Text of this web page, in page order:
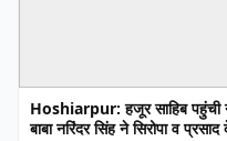
Hoshiarpur: हजूर साहिब पहुंची
बाबा नरिंदर सिंह ने सिरोपा व